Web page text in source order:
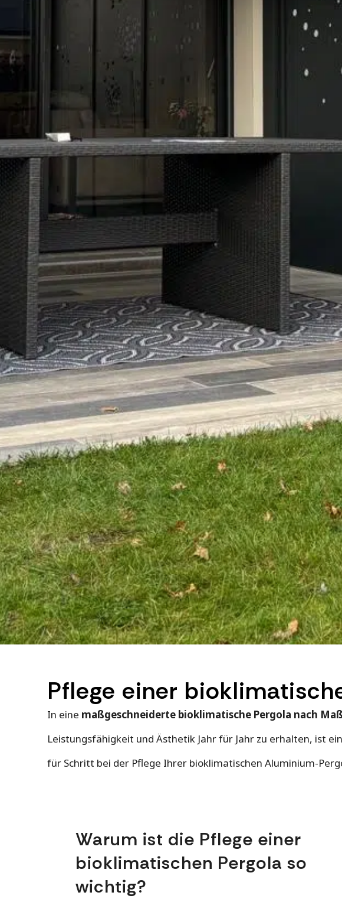
Pflege einer
In eine maßgeschneiderte bioklimatische Pergola nach Maß
Leistungsfähigkeit und Ästhetik Jahr für Jahr zu erhalten, ist
für Schritt bei der Pflege Ihrer bioklimatischen Aluminium-
Warum ist die Pflege einer
bioklimatischen Pergola so
wichtig?